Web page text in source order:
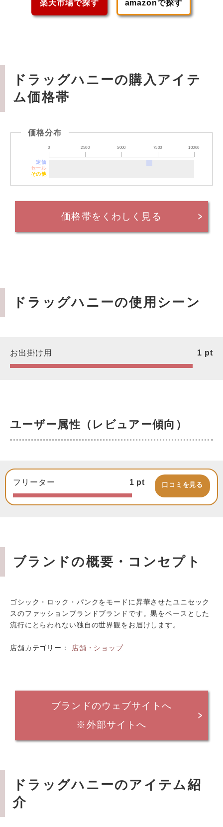
楽天市場で探す amazonで探す
ドラッグハニーの購入アイテ
ム価格帯
価格分布
0 2500 5000 7500 10000
定価
セール
その他
価格帯をくわしく見る
ドラッグハニーの使用シーン
お出掛け用 1 pt
ユーザー属性（レビュアー傾向）
フリーター 1 pt 口コミを見る
ブランドの概要・コンセプト
ゴシック・ロック・パンクをモードに昇華させたユニセック
スのファッションブランドブランドです。黒をベースとした
流行にとらわれない独自の世界観をお届けします。
店舗カテゴリー： 店舗・ショップ
ブランドのウェブサイトへ
※外部サイトへ
ドラッグハニーのアイテム紹
介